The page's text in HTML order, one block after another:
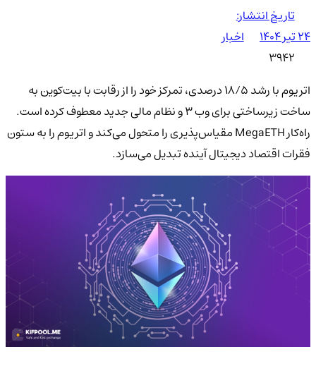
تاریخ انتشار:
۲۴ تیر ۱۴۰۴
اخبار
3942
اتریوم با رشد ۱۸/۵ درصدی، تمرکز خود را از رقابت با بیت‌کوین به
ساخت زیرساختی برای وب ۳ و نظام مالی جدید معطوف کرده است.
راه‌کار MegaETH مقیاس‌پذیری را متحول می‌کند و اتریوم را به ستون
فقرات اقتصاد دیجیتال آینده تبدیل می‌سازد.